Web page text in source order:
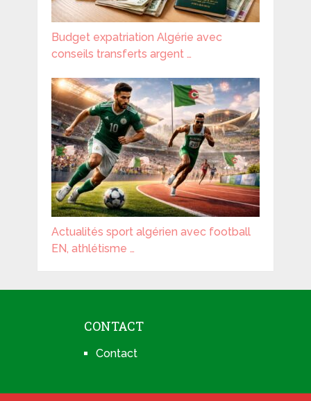
Budget expatriation Algérie avec
conseils transferts argent …
Actualités sport algérien avec football
EN, athlétisme …
CONTACT
Contact